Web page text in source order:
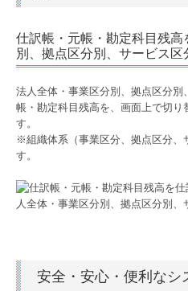
仕訳帳・元帳・勘定科目残高
別、拠点区分別、サービス区
法人全体・事業区分別、拠点区分
帳・勘定科目残高を、画面上で切り
す。
※組織体系（事業区分、拠点区分、
す。
安全・安心・便利なシ